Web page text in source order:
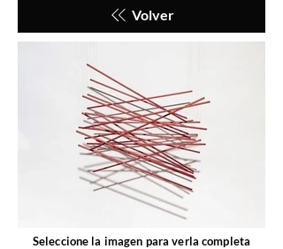
Volver
Seleccione la imagen para verla completa